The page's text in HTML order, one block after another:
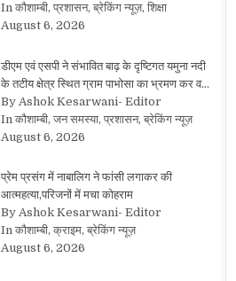
In कौशाम्बी, प्रशासन, ब्रेकिंग न्यूज़, शिक्षा
August 6, 2026
डीएम एवं एसपी ने संभावित बाढ़ के दृष्टिगत यमुना नदी
के तटीय क्षेत्र स्थित ग्राम पाभोसा का भ्रमण कर व…
By Ashok Kesarwani- Editor
In कौशाम्बी, जन समस्या, प्रशासन, ब्रेकिंग न्यूज़
August 6, 2026
प्रेम प्रसंग में नाबालिग ने फांसी लगाकर की
आत्महत्या,परिजनों में मचा कोहराम
By Ashok Kesarwani- Editor
In कौशाम्बी, क्राइम, ब्रेकिंग न्यूज़
August 6, 2026